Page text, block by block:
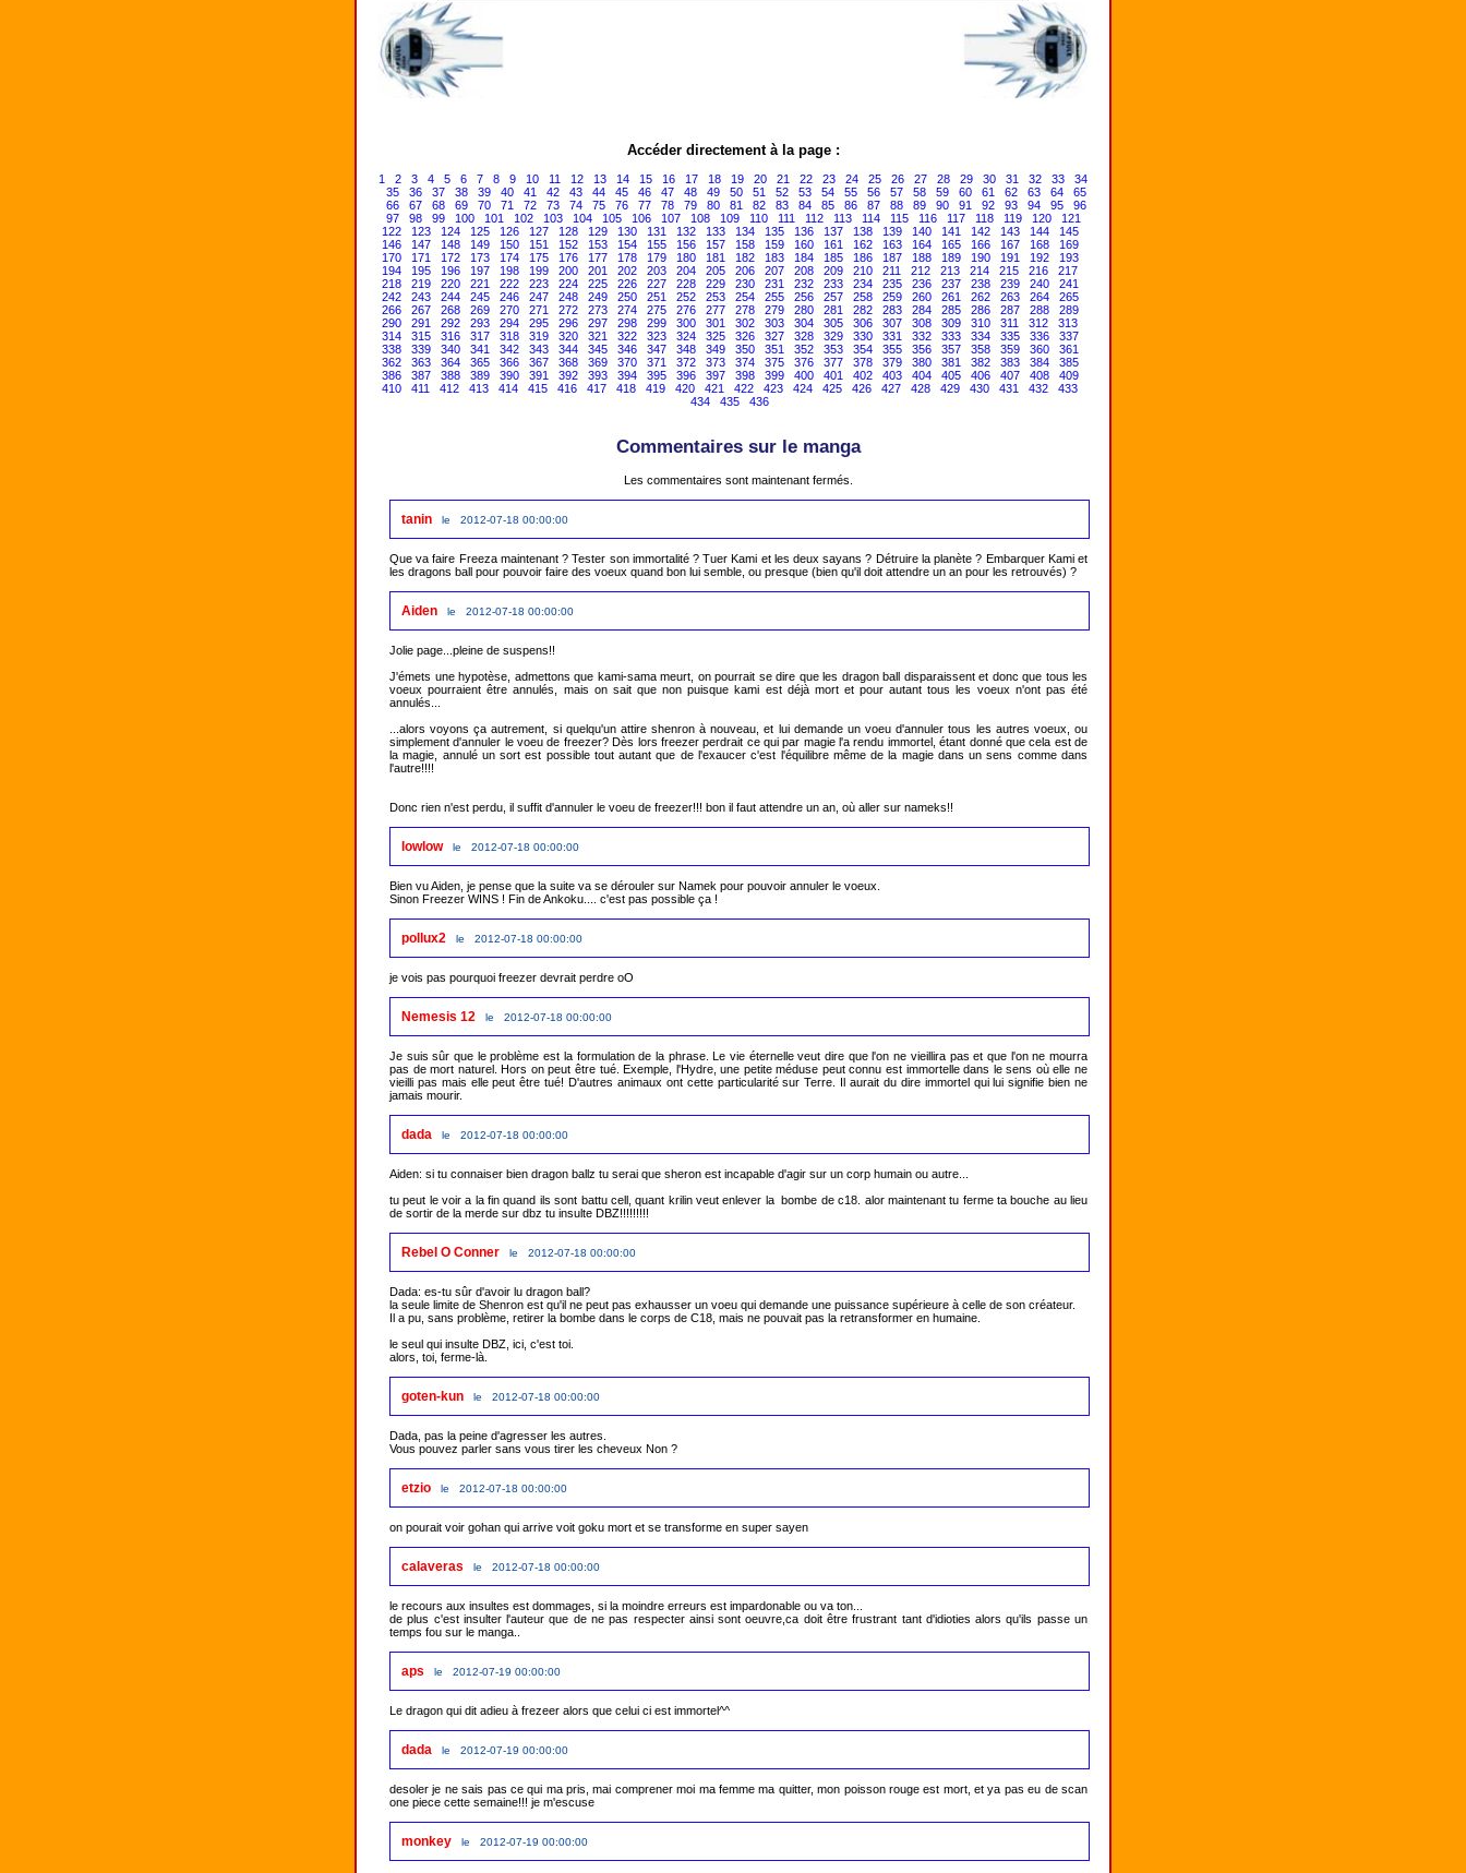
Accéder directement à la page :
1 2 3 4 5 6 7 8 9 10 11 12 13 14 15 16 17 18 19 20 21 22 23 24 25 26 27 28 29 30 31 32 33
34
35
36 37 38 39 40 41 42 43 44 45 46 47 48 49 50 51 52 53 54 55 56 57 58 59 60 61 62 63 64
65
66
67 68 69 70 71 72 73 74 75 76 77 78 79 80 81 82 83 84 85 86 87 88 89 90 91 92 93 94 95
96
97
98 99 100 101 102 103 104 105 106 107 108 109 110 111 112 113 114 115 116 117 118 119 120
121
122
123 124 125 126 127 128 129 130 131 132 133 134 135 136 137 138 139 140 141 142 143 144
145
146
147 148 149 150 151 152 153 154 155 156 157 158 159 160 161 162 163 164 165 166 167 168
169
170
171 172 173 174 175 176 177 178 179 180 181 182 183 184 185 186 187 188 189 190 191 192
193
194
195 196 197 198 199 200 201 202 203 204 205 206 207 208 209 210 211 212 213 214 215 216
217
218
219 220 221 222 223 224 225 226 227 228 229 230 231 232 233 234 235 236 237 238 239 240
241
242
243 244 245 246 247 248 249 250 251 252 253 254 255 256 257 258 259 260 261 262 263 264
265
266
267 268 269 270 271 272 273 274 275 276 277 278 279 280 281 282 283 284 285 286 287 288
289
290
291 292 293 294 295 296 297 298 299 300 301 302 303 304 305 306 307 308 309 310 311 312
313
314
315 316 317 318 319 320 321 322 323 324 325 326 327 328 329 330 331 332 333 334 335 336
337
338
339 340 341 342 343 344 345 346 347 348 349 350 351 352 353 354 355 356 357 358 359 360
361
362
363 364 365 366 367 368 369 370 371 372 373 374 375 376 377 378 379 380 381 382 383 384
385
386
387 388 389 390 391 392 393 394 395 396 397 398 399 400 401 402 403 404 405 406 407 408
409
410
411 412 413 414 415 416 417 418 419 420 421 422 423 424 425 426 427 428 429 430 431 432
433
434
435 436
Commentaires sur le manga
Les commentaires sont maintenant fermés.
tanin le 2012-07-18 00:00:00
Que va faire Freeza maintenant ? Tester son immortalité ? Tuer Kami et les deux sayans ? Détruire la planète ? Embarquer Kami et
les dragons ball pour pouvoir faire des voeux quand bon lui semble, ou presque (bien qu'il doit attendre un an pour les retrouvés) ?
Aiden le 2012-07-18 00:00:00
Jolie page...pleine de suspens!!
J'émets une hypotèse, admettons que kami-sama meurt, on pourrait se dire que les dragon ball disparaissent et donc que tous les
voeux pourraient être annulés, mais on sait que non puisque kami est déjà mort et pour autant tous les voeux n'ont pas été
annulés...
...alors voyons ça autrement, si quelqu'un attire shenron à nouveau, et lui demande un voeu d'annuler tous les autres voeux, ou
simplement d'annuler le voeu de freezer? Dès lors freezer perdrait ce qui par magie l'a rendu immortel, étant donné que cela est de
la magie, annulé un sort est possible tout autant que de l'exaucer c'est l'équilibre même de la magie dans un sens comme dans
l'autre!!!!
Donc rien n'est perdu, il suffit d'annuler le voeu de freezer!!! bon il faut attendre un an, où aller sur nameks!!
lowlow le 2012-07-18 00:00:00
Bien vu Aiden, je pense que la suite va se dérouler sur Namek pour pouvoir annuler le voeux.
pollux2 le 2012-07-18 00:00:00
je vois pas pourquoi freezer devrait perdre oO
Nemesis 12 le 2012-07-18 00:00:00
Je suis sûr que le problème est la formulation de la phrase. Le vie éternelle veut dire que l'on ne vieillira pas et que l'on ne mourra
pas de mort naturel. Hors on peut être tué. Exemple, l'Hydre, une petite méduse peut connu est immortelle dans le sens où elle ne
vieilli pas mais elle peut être tué! D'autres animaux ont cette particularité sur Terre. Il aurait du dire immortel qui lui signifie bien ne
jamais mourir.
dada le 2012-07-18 00:00:00
Aiden: si tu connaiser bien dragon ballz tu serai que sheron est incapable d'agir sur un corp humain ou autre...
tu peut le voir a la fin quand ils sont battu cell, quant krilin veut enlever la  bombe de c18. alor maintenant tu ferme ta bouche au lieu
de sortir de la merde sur dbz tu insulte DBZ!!!!!!!!!
Rebel O Conner le 2012-07-18 00:00:00
Dada: es-tu sûr d'avoir lu dragon ball?
la seule limite de Shenron est qu'il ne peut pas exhausser un voeu qui demande une puissance supérieure à celle de son créateur.
Il a pu, sans problème, retirer la bombe dans le corps de C18, mais ne pouvait pas la retransformer en humaine.
le seul qui insulte DBZ, ici, c'est toi.
alors, toi, ferme-là.
goten-kun le 2012-07-18 00:00:00
Dada, pas la peine d'agresser les autres.
Vous pouvez parler sans vous tirer les cheveux Non ?
etzio le 2012-07-18 00:00:00
on pourait voir gohan qui arrive voit goku mort et se transforme en super sayen
calaveras le 2012-07-18 00:00:00
le recours aux insultes est dommages, si la moindre erreurs est impardonable ou va ton...
de plus c'est insulter l'auteur que de ne pas respecter ainsi sont oeuvre,ca doit être frustrant tant d'idioties alors qu'ils passe un
aps le 2012-07-19 00:00:00
Le dragon qui dit adieu à frezeer alors que celui ci est immortel^^
dada le 2012-07-19 00:00:00
desoler je ne sais pas ce qui ma pris, mai comprener moi ma femme ma quitter, mon poisson rouge est mort, et ya pas eu de scan
monkey le 2012-07-19 00:00:00